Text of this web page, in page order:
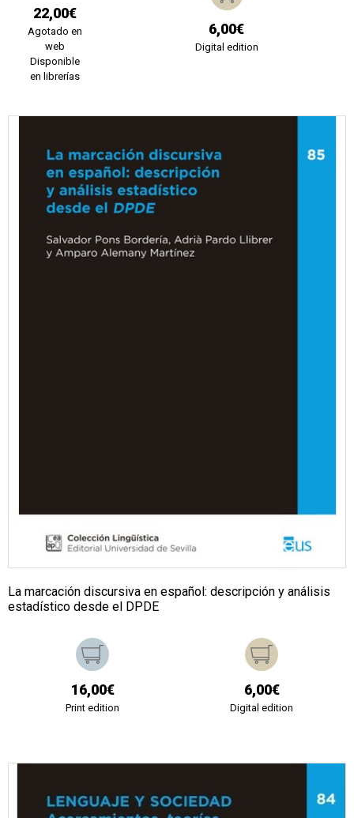
22,00€
Agotado en
web
Disponible
en librerías
6,00€
Digital edition
La marcación discursiva en español: descripción y análisis
estadístico desde el DPDE
16,00€
Print edition
6,00€
Digital edition